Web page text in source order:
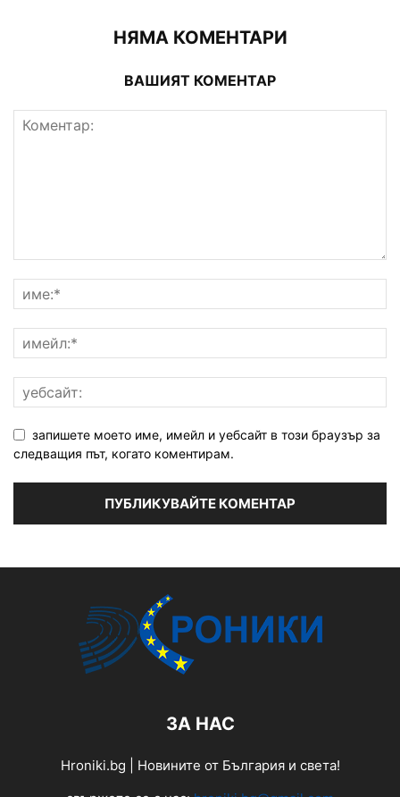
НЯМА КОМЕНТАРИ
ВАШИЯТ КОМЕНТАР
запишете моето име, имейл и уебсайт в този браузър за
следващия път, когато коментирам.
ЗА НАС
Hroniki.bg | Новините от България и света!